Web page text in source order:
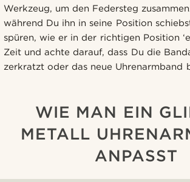
Werkzeug, um den Federsteg
während Du ihn in seine Position
spüren, wie er in der richtigen Position
Zeit und achte darauf, dass Du die
zerkratzt oder das neue Uhrenarmband
WIE MAN EIN
METALL
ANPASST